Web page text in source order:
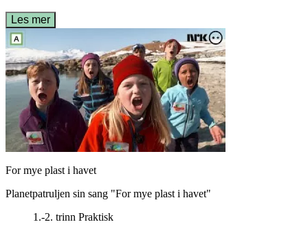
Les mer
For mye plast i havet
Planetpatruljen sin sang "For mye plast i havet"
1.-2. trinn Praktisk